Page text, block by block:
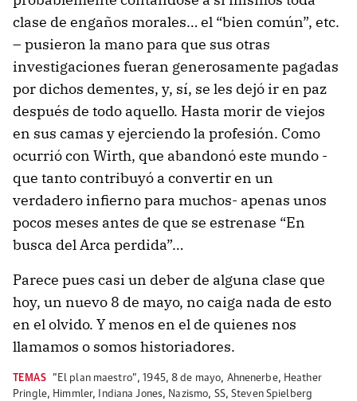
clase de engaños morales… el “bien común”, etc.
– pusieron la mano para que sus otras
investigaciones fueran generosamente pagadas
por dichos dementes, y, sí, se les dejó ir en paz
después de todo aquello. Hasta morir de viejos
en sus camas y ejerciendo la profesión. Como
ocurrió con Wirth, que abandonó este mundo -
que tanto contribuyó a convertir en un
verdadero infierno para muchos- apenas unos
pocos meses antes de que se estrenase “En
busca del Arca perdida”…
Parece pues casi un deber de alguna clase que
hoy, un nuevo 8 de mayo, no caiga nada de esto
en el olvido. Y menos en el de quienes nos
llamamos o somos historiadores.
TEMAS "El plan maestro", 1945,8 de mayo, Ahnenerbe, Heather
Pringle, Himmler, Indiana Jones, Nazismo, SS,Steven Spielberg